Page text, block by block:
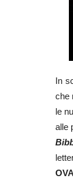
In
che
le
alle